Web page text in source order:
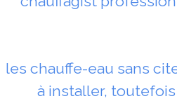
les chauffe-eau sans
à installer,